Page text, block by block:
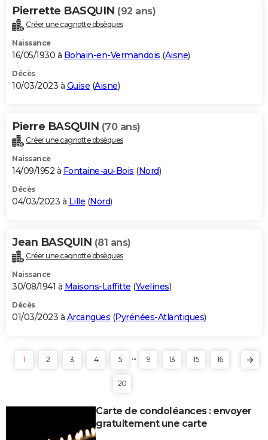
Pierrette BASQUIN (92 ans)
Créer une cagnotte obsèques
Naissance
16/05/1930 à Bohain-en-Vermandois (Aisne)
Décès
10/03/2023 à Guise (Aisne)
Pierre BASQUIN (70 ans)
Créer une cagnotte obsèques
Naissance
14/09/1952 à Fontaine-au-Bois (Nord)
Décès
04/03/2023 à Lille (Nord)
Jean BASQUIN (81 ans)
Créer une cagnotte obsèques
Naissance
30/08/1941 à Maisons-Laffitte (Yvelines)
Décès
01/03/2023 à Arcangues (Pyrénées-Atlantiques)
1 2 3 4 5 ... 9 13 15 16
20
Carte de condoléances : envoyer
gratuitement une carte